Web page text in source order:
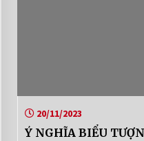
20/11/2023
Ý NGHĨA BIỂU